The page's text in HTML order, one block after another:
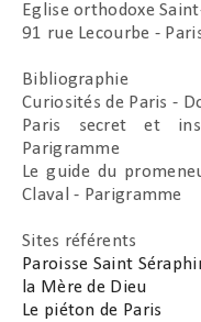
Eglise orthodoxe
91 rue Lecourbe -
Bibliographie
Curiosités de Paris -
Paris secret et
Parigramme
Le guide du
Claval - Parigramme
Sites référents
Paroisse Saint
la Mère de Dieu
Le piéton de Paris